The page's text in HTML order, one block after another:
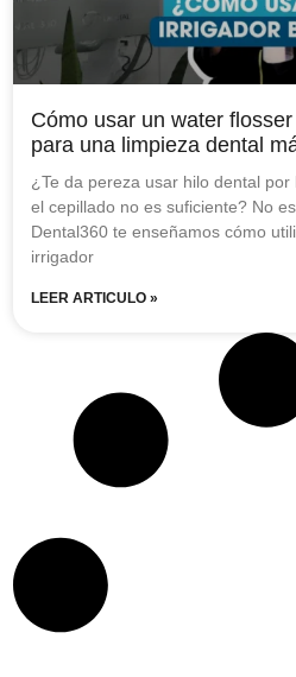
Cómo usar un water
para una limpieza dental
¿Te da pereza usar hilo dental
el cepillado no es suficiente? No
Dental360 te enseñamos cómo
irrigador
LEER ARTICULO »